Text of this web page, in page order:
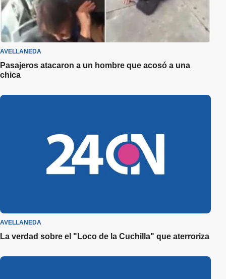
AVELLANEDA
Pasajeros atacaron a un hombre que acosó a una
chica
AVELLANEDA
La verdad sobre el "Loco de la Cuchilla" que aterroriza